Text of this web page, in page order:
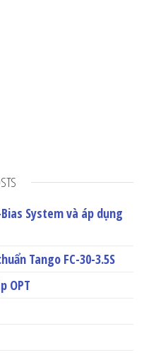
System và áp dụng
Tango FC-30-3.5S
OPT